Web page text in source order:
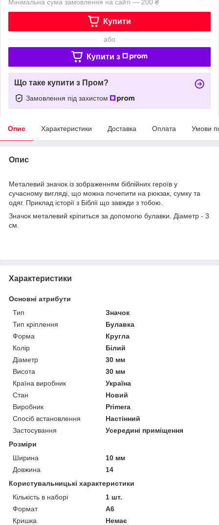
Мінімальна сума замовлення на сайті — 200 ₴
Купити
або
Купити з
Що таке купити з Пром?
Замовлення під захистом
Опис Характеристики Доставка Оплата Умови
Опис
Металевий значок із зображенням біблійних героїв у
сучасному вигляді, що можна почепити на рюкзак, сумку та
одяг. Приклад історії з Біблії що завжди з тобою.
Значок металевий кріпиться за допомогю булавки. Діаметр - 3
см.
Характеристики
Основні атрибути
Тип
Значок
Тип кріплення
Булавка
Форма
Кругла
Колір
Білий
Діаметр
30 мм
Висота
30 мм
Країна виробник
Україна
Стан
Новий
Виробник
Primera
Спосіб встановлення
Настінний
Застосування
Усередині приміщення
Розміри
Ширина
10 мм
Довжина
14
Користувальницькі характеристики
Кількість в наборі
1 шт.
Формат
А6
Кришка
Немає